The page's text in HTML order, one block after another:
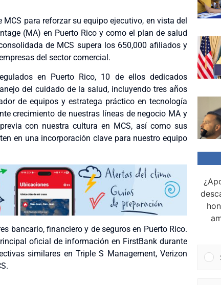
para reforzar su equipo ejecutivo, en vista del
(MA) en Puerto Rico y como el plan de salud
de MCS supera los 650,000 afiliados y
del sector comercial.
en Puerto Rico, 10 de ellos dedicados
del cuidado de la salud, incluyendo tres años
de equipos y estratega práctico en tecnología
crecimiento de nuestras líneas de negocio MA y
con nuestra cultura en MCS, así como sus
en una incorporación clave para nuestro equipo
bancario, financiero y de seguros en Puerto Rico.
oficial de información en FirstBank durante
similares en Triple S Management, Verizon